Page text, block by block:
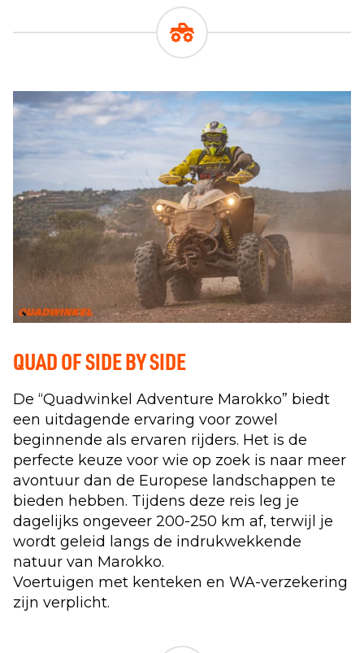
QUAD OF SIDE BY SIDE
De “Quadwinkel Adventure Marokko” biedt
een uitdagende ervaring voor zowel
beginnende als ervaren rijders. Het is de
perfecte keuze voor wie op zoek is naar meer
avontuur dan de Europese landschappen te
bieden hebben. Tijdens deze reis leg je
dagelijks ongeveer 200-250 km af, terwijl je
wordt geleid langs de indrukwekkende
natuur van Marokko.
Voertuigen met kenteken en WA-verzekering
zijn verplicht.